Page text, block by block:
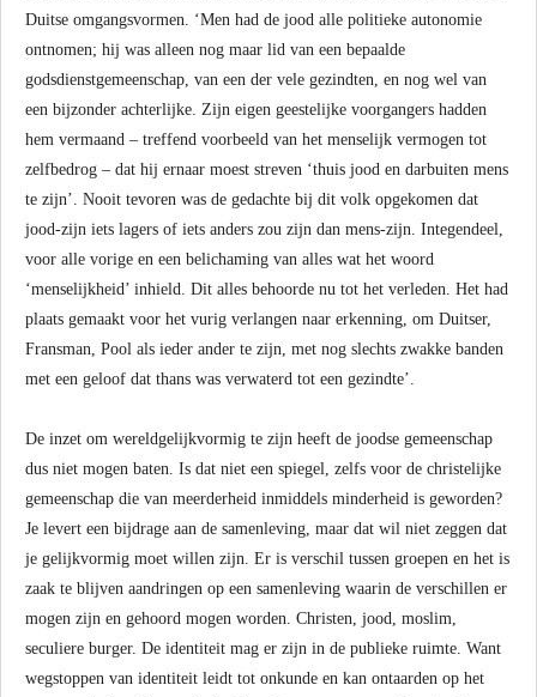
Duitse omgangsvormen. ‘Men had de jood alle politieke autonomie
ontnomen; hij was alleen nog maar lid van een bepaalde
godsdienstgemeenschap, van een der vele gezindten, en nog wel van
een bijzonder achterlijke. Zijn eigen geestelijke voorgangers hadden
hem vermaand – treffend voorbeeld van het menselijk vermogen tot
zelfbedrog – dat hij ernaar moest streven ‘thuis jood en darbuiten mens
te zijn’. Nooit tevoren was de gedachte bij dit volk opgekomen dat
jood-zijn iets lagers of iets anders zou zijn dan mens-zijn. Integendeel,
voor alle vorige en een belichaming van alles wat het woord
‘menselijkheid’ inhield. Dit alles behoorde nu tot het verleden. Het had
plaats gemaakt voor het vurig verlangen naar erkenning, om Duitser,
Fransman, Pool als ieder ander te zijn, met nog slechts zwakke banden
met een geloof dat thans was verwaterd tot een gezindte’.
De inzet om wereldgelijkvormig te zijn heeft de joodse gemeenschap
dus niet mogen baten. Is dat niet een spiegel, zelfs voor de christelijke
gemeenschap die van meerderheid inmiddels minderheid is geworden?
Je levert een bijdrage aan de samenleving, maar dat wil niet zeggen dat
je gelijkvormig moet willen zijn. Er is verschil tussen groepen en het is
zaak te blijven aandringen op een samenleving waarin de verschillen er
mogen zijn en gehoord mogen worden. Christen, jood, moslim,
seculiere burger. De identiteit mag er zijn in de publieke ruimte. Want
wegstoppen van identiteit leidt tot onkunde en kan ontaarden op het